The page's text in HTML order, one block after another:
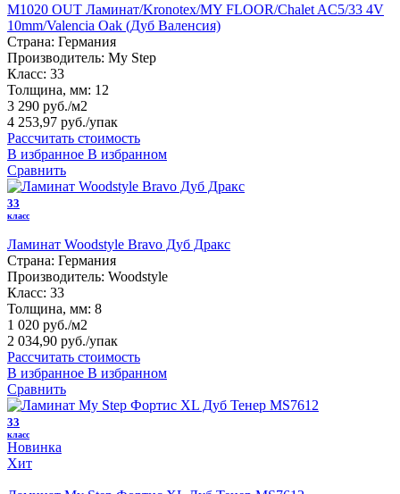
M1020 OUT Ламинат/Kronotex/MY FLOOR/Chalet AC5/33 4V
10mm/Valencia Oak (Дуб Валенсия)
Страна: Германия
Производитель: My Step
Класс: 33
Толщина, мм: 12
3 290 руб./м2
4 253,97 руб./упак
Рассчитать стоимость
В избранное В избранном
Сравнить
33
класс
Ламинат Woodstyle Bravo Дуб Дракс
Страна: Германия
Производитель: Woodstyle
Класс: 33
Толщина, мм: 8
1 020 руб./м2
2 034,90 руб./упак
Рассчитать стоимость
В избранное В избранном
Сравнить
33
класс
Новинка
Хит